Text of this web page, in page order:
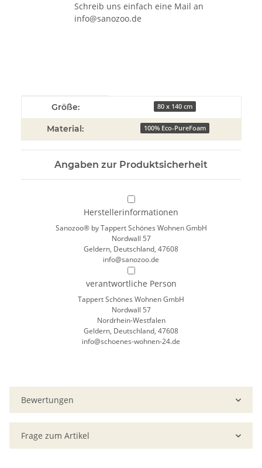
Schreib uns einfach eine Mail an
info@sanozoo.de
Produkteigenschaft
Größe: 80 x 140 cm
Material: 100% Eco-PureFoam
Angaben zur Produktsicherheit
Herstellerinformationen
Sanozoo® by Tappert Schönes Wohnen GmbH
Nordwall 57
Geldern, Deutschland, 47608
info@sanozoo.de
verantwortliche Person
Tappert Schönes Wohnen GmbH
Nordwall 57
Nordrhein-Westfalen
Geldern, Deutschland, 47608
info@schoenes-wohnen-24.de
Bewertungen
Frage zum Artikel